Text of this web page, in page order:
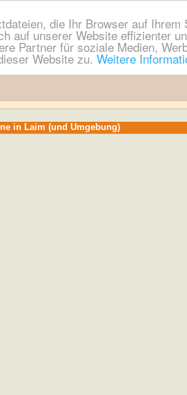
die Ihr Browser auf
auf unserer Website effizienter
Partner für soziale Medien,
Website zu. Weitere
in Laim (und Umgebung)